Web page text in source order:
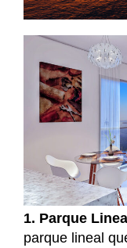
1. Parque
parque lineal